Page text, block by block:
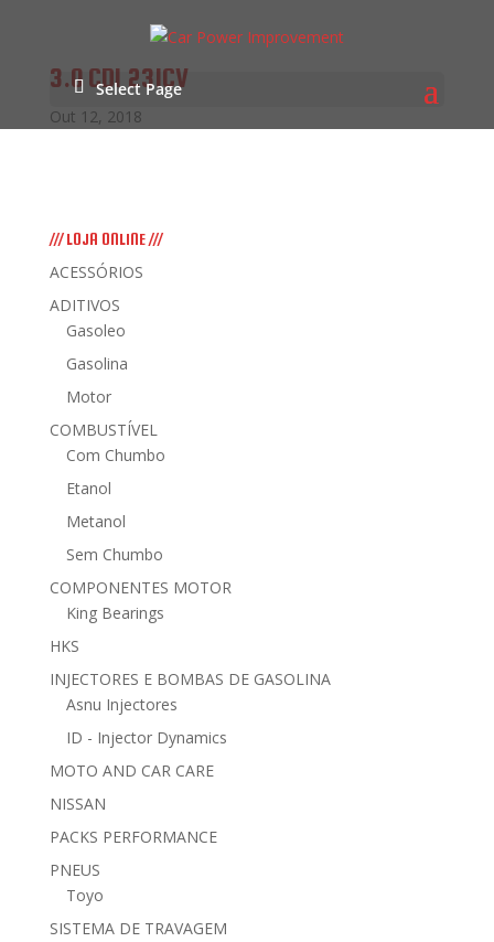
Select Page
3.0 CDI 231CV
Out 12, 2018
/// LOJA ONLINE ///
ACESSÓRIOS
ADITIVOS
Gasoleo
Gasolina
Motor
COMBUSTÍVEL
Com Chumbo
Etanol
Metanol
Sem Chumbo
COMPONENTES MOTOR
King Bearings
HKS
INJECTORES E BOMBAS DE GASOLINA
Asnu Injectores
ID - Injector Dynamics
MOTO AND CAR CARE
NISSAN
PACKS PERFORMANCE
PNEUS
Toyo
SISTEMA DE TRAVAGEM